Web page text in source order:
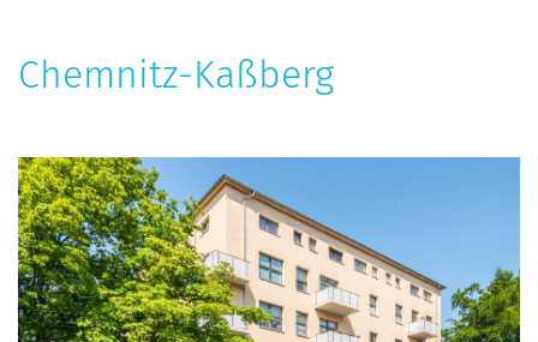
Chemnitz-Kaßberg